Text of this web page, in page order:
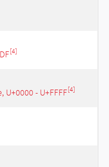
[4]
- U+FFFF[4]